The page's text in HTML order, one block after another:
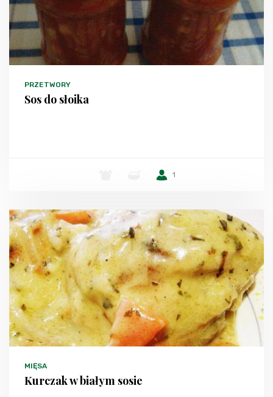
PRZETWORY
Sos do słoika
1
MIĘSA
Kurczak w białym sosie